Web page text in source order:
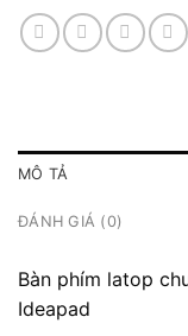
MÔ TẢ
ĐÁNH GIÁ (0)
Bàn phím latop
Ideapad